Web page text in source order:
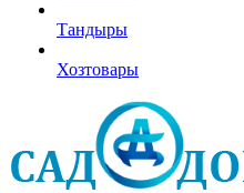
Тандыры
Хозтовары